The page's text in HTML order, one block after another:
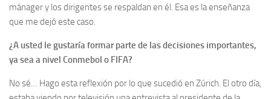
mánager y los dirigentes se respaldan en él. Esa es la enseñanza
que me dejó este caso.
¿A usted le gustaría formar parte de las decisiones importantes,
ya sea a nivel Conmebol o FIFA?
No sé… Hago esta reflexión por lo que sucedió en Zúrich. El otro día,